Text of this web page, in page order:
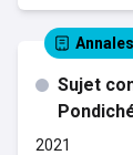
Annales
Sujet
2021